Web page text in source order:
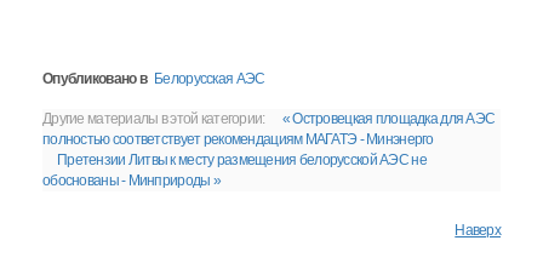
Опубликовано в Белорусская АЭС
Другие материалы в этой категории:
« Островецкая площадка для АЭС
полностью соответствует рекомендациям МАГАТЭ - Минэнерго
Претензии Литвы к месту размещения белорусской АЭС не
обоснованы - Минприроды »
Наверх